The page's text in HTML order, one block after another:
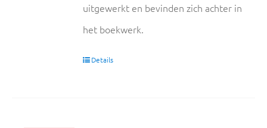
uitgewerkt en bevinden zich achter in
het boekwerk.
Details